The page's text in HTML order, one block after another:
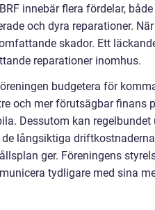
innebär flera fördelar,
och dyra reparationer.
skador. Ett
reparationer inomhus.
budgetera för
och mer förutsägbar finans
Dessutom kan
långsiktiga
ger. Föreningens
tydligare med sina